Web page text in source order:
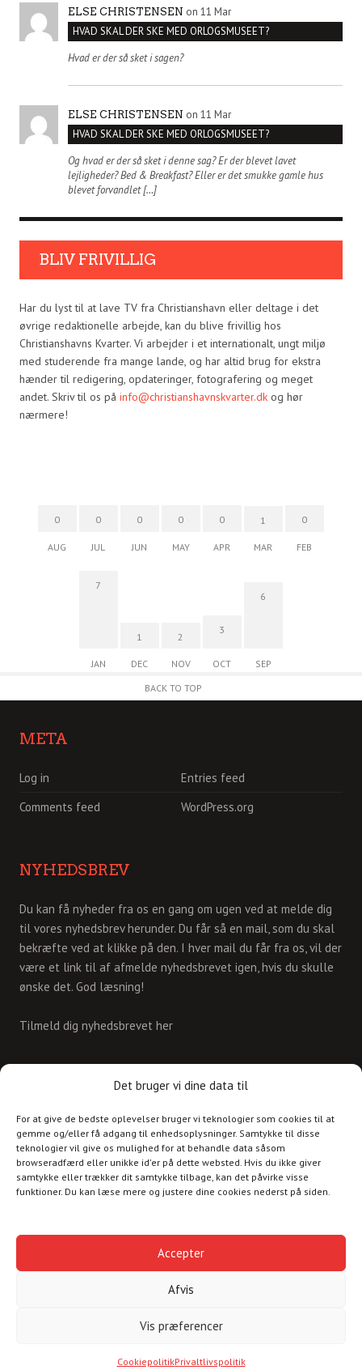
Det bruger vi dine data til
For at give de bedste oplevelser bruger vi teknologier som cookies til at
gemme og/eller få adgang til enhedsoplysninger. Samtykke til disse
teknologier vil give os mulighed for at behandle data såsom
browseradfærd eller unikke id'er på dette websted. Hvis du ikke giver
samtykke eller trækker dit samtykke tilbage, kan det påvirke visse
funktioner. Du kan læse mere og justere dine cookies nederst på siden.
Accepter
Afvis
Vis præferencer
CookiepolitikPrivaltlivspolitik
ELSE CHRISTENSEN on 11 Mar
HVAD SKAL DER SKE MED ORLOGSMUSEET?
Hvad er der så sket i sagen?
ELSE CHRISTENSEN on 11 Mar
HVAD SKAL DER SKE MED ORLOGSMUSEET?
Og hvad er der så sket i denne sag? Er der blevet lavet
lejligheder? Bed & Breakfast? Eller er det smukke gamle hus
blevet forvandlet […]
BLIV FRIVILLIG
Har du lyst til at lave TV fra Christianshavn eller deltage i det
øvrige redaktionelle arbejde, kan du blive frivillig hos
Christianshavns Kvarter. Vi arbejder i et internationalt, ungt miljø
med studerende fra mange lande, og har altid brug for ekstra
hænder til redigering, opdateringer, fotografering og meget
andet. Skriv til os på info@christianshavnskvarter.dk og hør
nærmere!
0
AUG
0
JUL
0
JUN
0
MAY
0
APR
1
MAR
0
FEB
7
JAN
1
DEC
2
NOV
3
OCT
6
SEP
BACK TO TOP
META
Log in
Entries feed
Comments feed
WordPress.org
NYHEDSBREV
Du kan få nyheder fra os en gang om ugen ved at melde dig
til vores nyhedsbrev herunder. Du får så en mail, som du skal
bekræfte ved at klikke på den. I hver mail du får fra os, vil der
være et link til af afmelde nyhedsbrevet igen, hvis du skulle
ønske det. God læsning!
Tilmeld dig nyhedsbrevet her
Skriv til os på
info@christianshavnskvarter.dk
Christiania
Kultur
Havnen
Cookiepolitik
Privaltlivspolitik